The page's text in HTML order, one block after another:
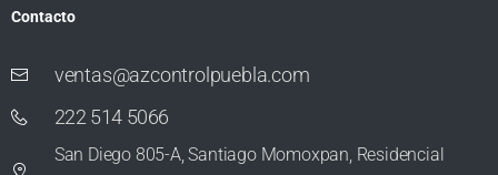
Contacto
ventas@azcontrolpuebla.com
222 514 5066
San Diego 805-A, Santiago Momoxpan, Residencial